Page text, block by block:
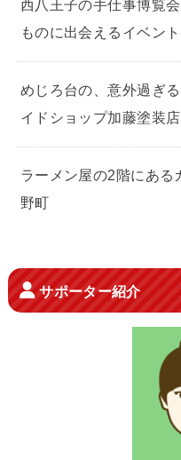
西八王子の手仕事博覧
ものに出会えるイベント
めじろ台の、意外過ぎ
イドショップ加藤塗装店
ラーメン屋の2階にある
野町
サポーター紹介